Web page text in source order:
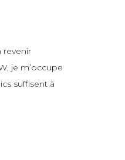
revenir
je m’occupe
suffisent à